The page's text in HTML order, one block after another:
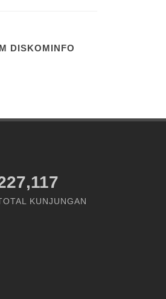
DISKOMINFO
KUNJUNGAN